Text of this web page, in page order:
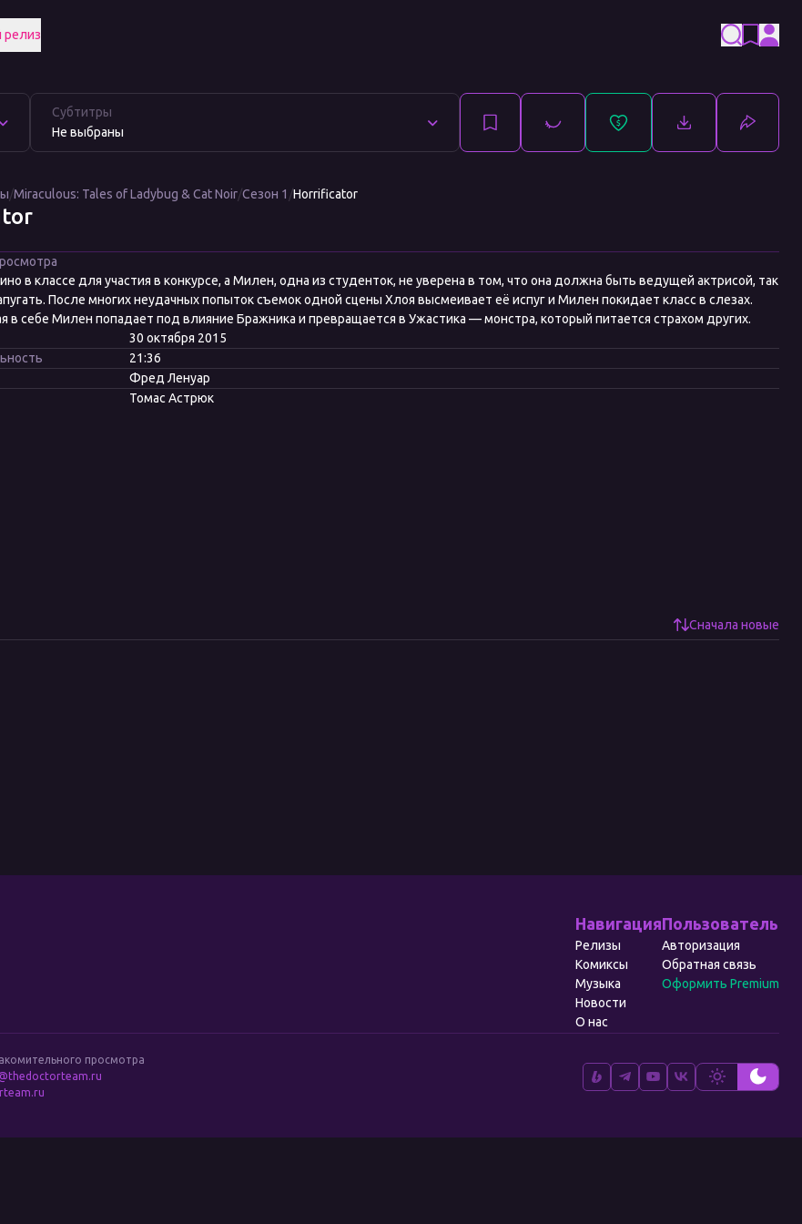
релиз
Субтитры
Не выбраны
/Miraculous: Tales of Ladybug & Cat Noir/Сезон 1 /Horrificator
в классе для участия в конкурсе, а Милен, одна из студенток, не уверена в том, что она должна быть ведущей актрисой, так
После многих неудачных попыток съемок одной сцены Хлоя высмеивает её испуг и Милен покидает класс в слезах.
в себе Милен попадает под влияние Бражника и превращается в Ужастика — монстра, который питается страхом других.
30 октября 2015
21:36
Фред Ленуар
Томас Астрюк
Сначала новые
Навигация
Релизы
Комиксы
Музыка
Новости
О нас
Пользователь
Авторизация
Обратная связь
Оформить Premium
просмотра